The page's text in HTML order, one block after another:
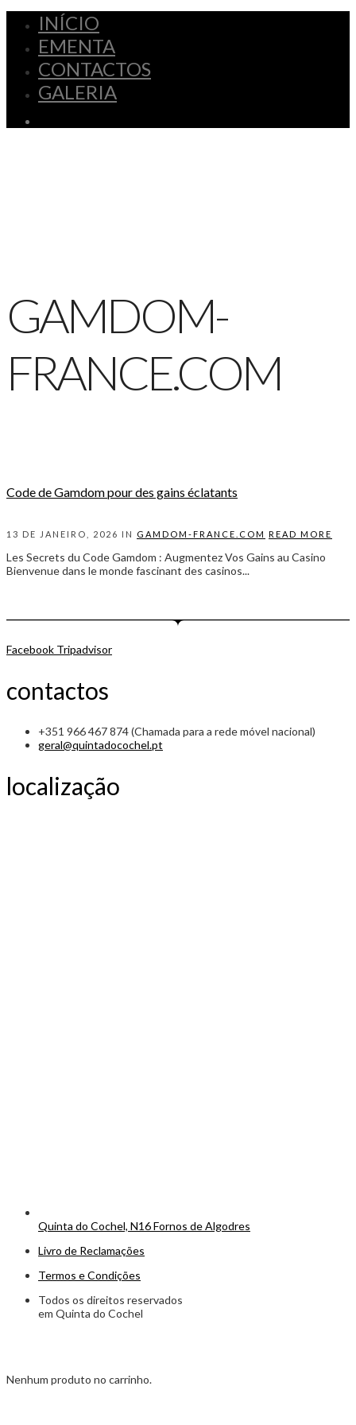
INÍCIO
EMENTA
CONTACTOS
GALERIA
GAMDOM-
FRANCE.COM
Code de Gamdom pour des gains éclatants
13 DE JANEIRO, 2026 IN GAMDOM-FRANCE.COM READ MORE
Les Secrets du Code Gamdom : Augmentez Vos Gains au Casino
Bienvenue dans le monde fascinant des casinos...
Facebook Tripadvisor
contactos
+351 966 467 874 (Chamada para a rede móvel nacional)
geral@quintadocochel.pt
localização
Quinta do Cochel, N16 Fornos de Algodres
Livro de Reclamações
Termos e Condições
Todos os direitos reservados
em Quinta do Cochel
Nenhum produto no carrinho.